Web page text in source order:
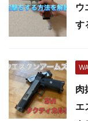
ウ
す
肉
エ